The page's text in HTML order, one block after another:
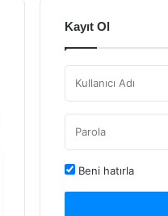
Kayıt Ol
Beni hatırla